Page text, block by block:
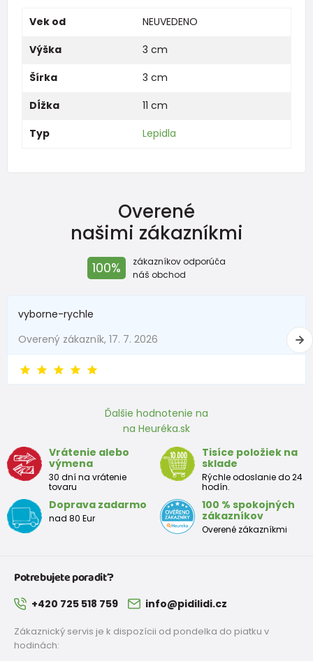
Vek od
NEUVEDENO
Výška
3 cm
Šírka
3 cm
Dĺžka
11 cm
Typ
Lepidla
Overené
našimi zákazníkmi
100%
zákazníkov odporúča
náš obchod
vyborne-rychle
Overený zákazník, 17. 7. 2026
Ďalšie hodnotenie na
na Heuréka.sk
Vrátenie alebo
výmena
30 dní na vrátenie
tovaru
Tisíce položiek na
sklade
Rýchle odoslanie do 24
hodín.
Doprava zadarmo
nad 80 Eur
100 % spokojných
zákazníkov
Overené zákazníkmi
Potrebujete poradiť?
+420 725 518 759 info@pidilidi.cz
Zákaznický servis je k dispozícii od pondelka do piatku v
hodinách: